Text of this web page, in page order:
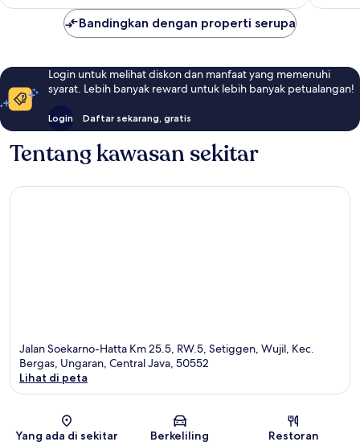
Bandingkan dengan properti serupa
Login untuk melihat diskon dan manfaat yang memenuhi
syarat. Lebih banyak reward untuk lebih banyak petualangan!
Login Daftar sekarang, gratis
Tentang kawasan sekitar
Jalan Soekarno-Hatta Km 25.5, RW.5, Setiggen, Wujil, Kec.
Bergas, Ungaran, Central Java, 50552
Lihat di peta
Yang ada di sekitar Berkeliling Restoran